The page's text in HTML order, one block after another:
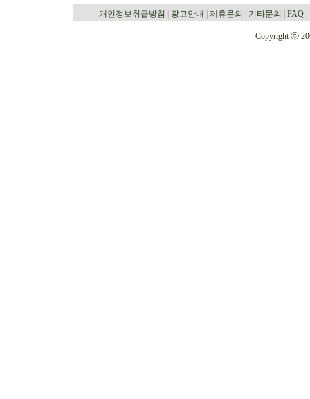
개인정보취급방침 광고안내 제휴문의 기타문의 FAQ
Copyright ⓒ